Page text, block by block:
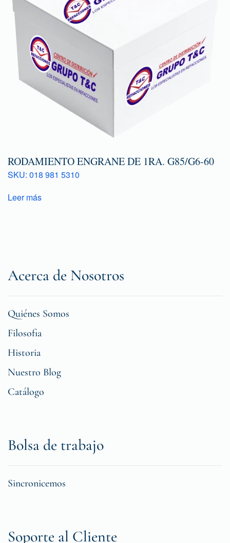
RODAMIENTO ENGRANE DE 1RA. G85/G6-60
SKU: 018 981 5310
Leer más
Acerca de Nosotros
Quiénes Somos
Filosofia
Historia
Nuestro Blog
Catálogo
Bolsa de trabajo
Sincronicemos
Soporte al Cliente